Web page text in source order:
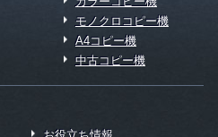
モノクロコピー機
A4コピー機
中古コピー機